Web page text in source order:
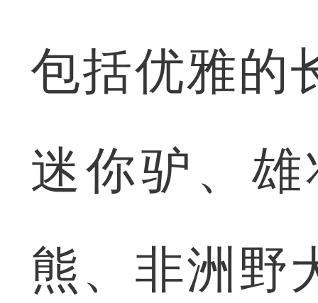
包括优雅的
迷你驴、
熊、非洲野